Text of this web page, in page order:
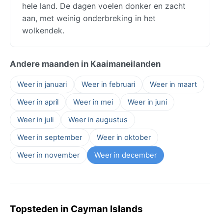
hele land. De dagen voelen donker en zacht
aan, met weinig onderbreking in het
wolkendek.
Andere maanden in Kaaimaneilanden
Weer in januari Weer in februari
Weer in maart
Weer in april
Weer in mei
Weer in juni
Weer in juli
Weer in augustus
Weer in september
Weer in oktober
Weer in november
Weer in december
Topsteden in Cayman Islands